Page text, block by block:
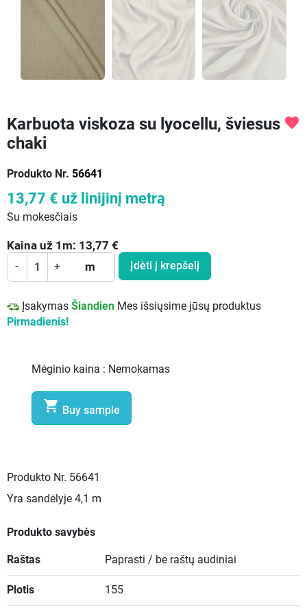
Karbuota viskoza su lyocellu, šviesus
chaki
Produkto Nr. 56641
favorite
13,77 € už linijinį metrą
Su mokesčiais
Kaina už 1 m: 13,77 €
- + m Įdėti į krepšelį
Įsakymas Šiandien Mes išsiųsime jūsų produktus
Pirmadienis!
Mėginio kaina : Nemokamas
 Buy sample
Produkto Nr. 56641
Yra sandėlyje 4,1 m
Produkto savybės
Raštas Paprasti / be raštų audiniai
Plotis 155